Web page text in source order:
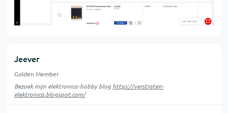
Jeever
Golden Member
Bezoek mijn elektronica-hobby blog https://verstraten-
elektronica.blogspot.com/